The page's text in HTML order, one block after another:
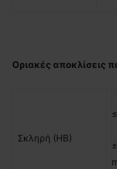
Οριακές αποκλίσεις
Σκληρή (ΗΒ)